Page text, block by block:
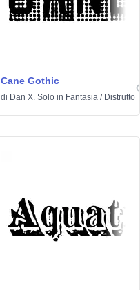
Cane Gothic
di Dan X. Solo in Fantasia / Distrutto